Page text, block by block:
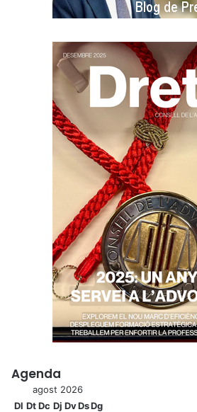
Agenda
agost 2026
Dl DtDc Dj DvDsDg